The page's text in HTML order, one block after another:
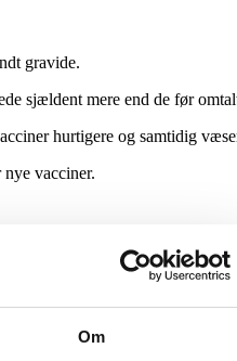
Om
gravide.
sjældent mere end de før
hurtigere og samtidig
vacciner.
et faresignal og begynder
at reagere.